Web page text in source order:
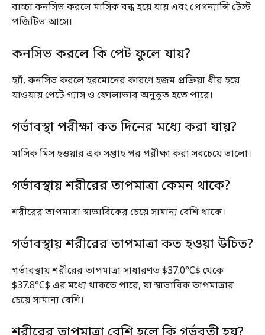
বাচ্চা কনসিভ করলে মাসিক বন্ধ হয়ে যায় এবং প্রেগন্যান্সি টেস্ট
পজিটিভ আসে।
কনসিভ করলে কি পেট ফুলে যায়?
হ্যাঁ, কনসিভ করলে হরমোনের কারণে হজম প্রক্রিয়া ধীর হয়ে
যাওয়ায় পেটে গ্যাস ও ফোলাভাব অনুভূত হতে পারে।
গর্ভাবস্থা পরীক্ষা কত দিনের মধ্যে করা যায়?
মাসিক মিস হওয়ার এক সপ্তাহ পর পরীক্ষা করা সবচেয়ে ভালো।
গর্ভাবস্থায় শরীরের তাপমাত্রা কেমন থাকে?
শরীরের তাপমাত্রা স্বাভাবিকের চেয়ে সামান্য বেশি থাকে।
গর্ভাবস্থায় শরীরের তাপমাত্রা কত হওয়া উচিত?
গর্ভাবস্থায় শরীরের তাপমাত্রা সাধারণত $37.0°C$ থেকে
$37.8°C$ এর মধ্যে থাকতে পারে, যা স্বাভাবিক তাপমাত্রার
চেয়ে সামান্য বেশি।